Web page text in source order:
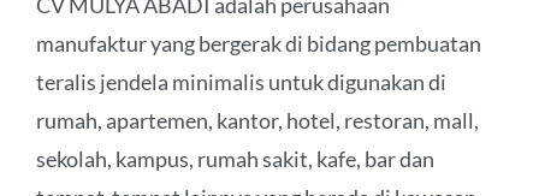
manufaktur yang bergerak di bidang pembuatan
teralis jendela minimalis untuk digunakan di
rumah, apartemen, kantor, hotel, restoran, mall,
sekolah, kampus, rumah sakit, kafe, bar dan